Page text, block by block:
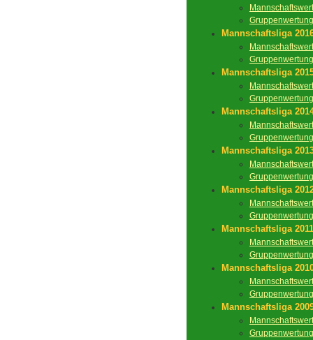
Gruppenwertung
Mannschaftsliga
Gruppenwertung
Mannschaftsliga
Gruppenwertung
Mannschaftsliga
Gruppenwertung
Mannschaftsliga
Gruppenwertung
Mannschaftsliga
Gruppenwertung
Mannschaftsliga 2011
Gruppenwertung
Mannschaftsliga
Gruppenwertung
Mannschaftsliga
Gruppenwertung